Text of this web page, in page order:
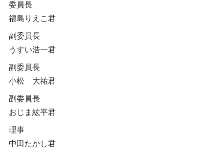
委員長
福島りえこ君
副委員長
うすい浩一君
副委員長
小松 大祐君
副委員長
おじま紘平君
理事
中田たかし君